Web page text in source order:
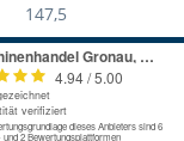
147,5